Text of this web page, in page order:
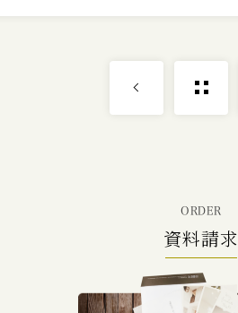
ORDER
資料請求